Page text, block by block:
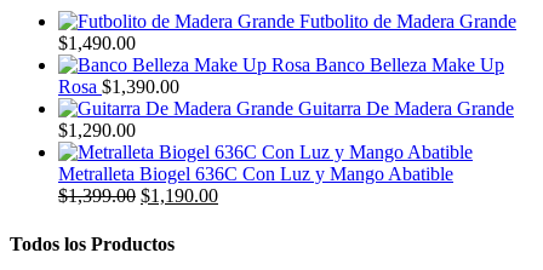
elegir
la
de
$149.00.$119.00.
Futbolito de Madera Grande
$1,490.00
Banco Belleza Make Up
Rosa $1,390.00
Guitarra De Madera Grande
$1,290.00
Metralleta Biogel 636C Con Luz y Mango Abatible
$1,399.00 El
original
$1,190.00El
Todos los Productos